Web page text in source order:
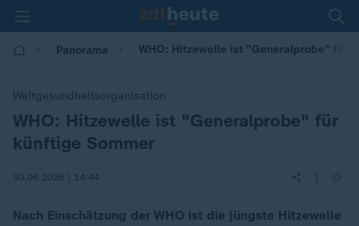
Panorama WHO: Hitzewelle ist "Generalprobe" für
Weltgesundheitsorganisation
:
WHO: Hitzewelle ist "Generalprobe" für
künftige Sommer
30.06.2026 | 14:44
Nach Einschätzung der WHO ist die jüngste Hitzewelle